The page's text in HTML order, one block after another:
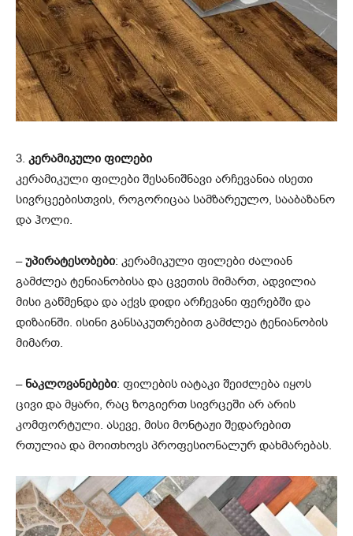
3. კერამიკული ფილები
კერამიკული ფილები შესანიშნავი არჩევანია ისეთი
სივრცეებისთვის, როგორიცაა სამზარეულო, სააბაზანო
და ჰოლი.
–უპირატესობები: კერამიკული ფილები ძალიან
გამძლეა ტენიანობისა და ცვეთის მიმართ, ადვილია
მისი გაწმენდა და აქვს დიდი არჩევანი ფერებში და
დიზაინში. ისინი განსაკუთრებით გამძლეა ტენიანობის
მიმართ.
– ნაკლოვანებები: ფილების იატაკი შეიძლება იყოს
ცივი და მყარი, რაც ზოგიერთ სივრცეში არ არის
კომფორტული. ასევე, მისი მონტაჟი შედარებით
რთულია და მოითხოვს პროფესიონალურ დახმარებას.